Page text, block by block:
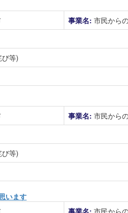
事業名: 市民から
等)
事業名: 市民から
等)
います
事業名: 市民から